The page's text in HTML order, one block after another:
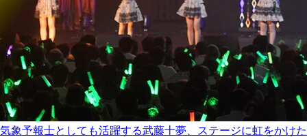
気象予報士としても活躍する武藤十夢、ステージに虹をかけた